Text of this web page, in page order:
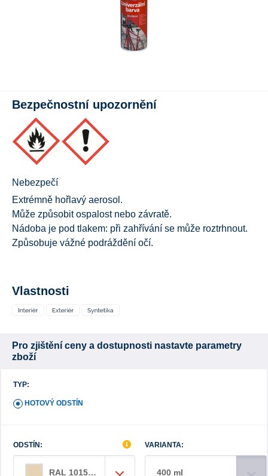
Bezpečnostní upozornění
Nebezpečí
Extrémně hořlavý aerosol.
Může způsobit ospalost nebo závratě.
Nádoba je pod tlakem: při zahřívání se může roztrhnout.
Způsobuje vážné podráždění očí.
Vlastnosti
Pro zjištění ceny a dostupnosti nastavte parametry
zboží
TYP:
HOTOVÝ ODSTÍN
ODSTÍN:
RAL 1015 slonová kost světlá
VARIANTA:
400 ml